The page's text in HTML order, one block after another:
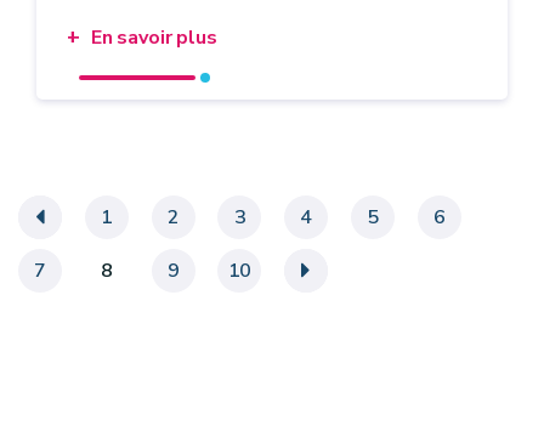
En savoir plus
« 1 2 3 4 5
6
7
8 9 10 »